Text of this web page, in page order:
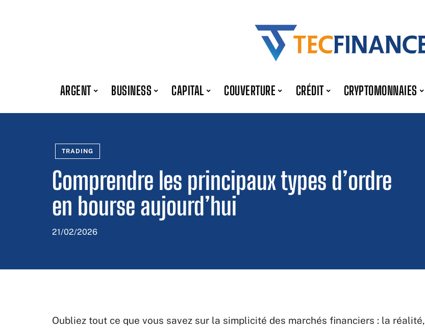
ARGENT BUSINESS CAPITAL COUVERTURE CRÉDIT CRYPTOMONNAIES
TRADING
Comprendre les principaux types d’ordre
en bourse aujourd’hui
21/02/2026
Oubliez tout ce que vous savez sur la simplicité des marchés financiers : la réalité,